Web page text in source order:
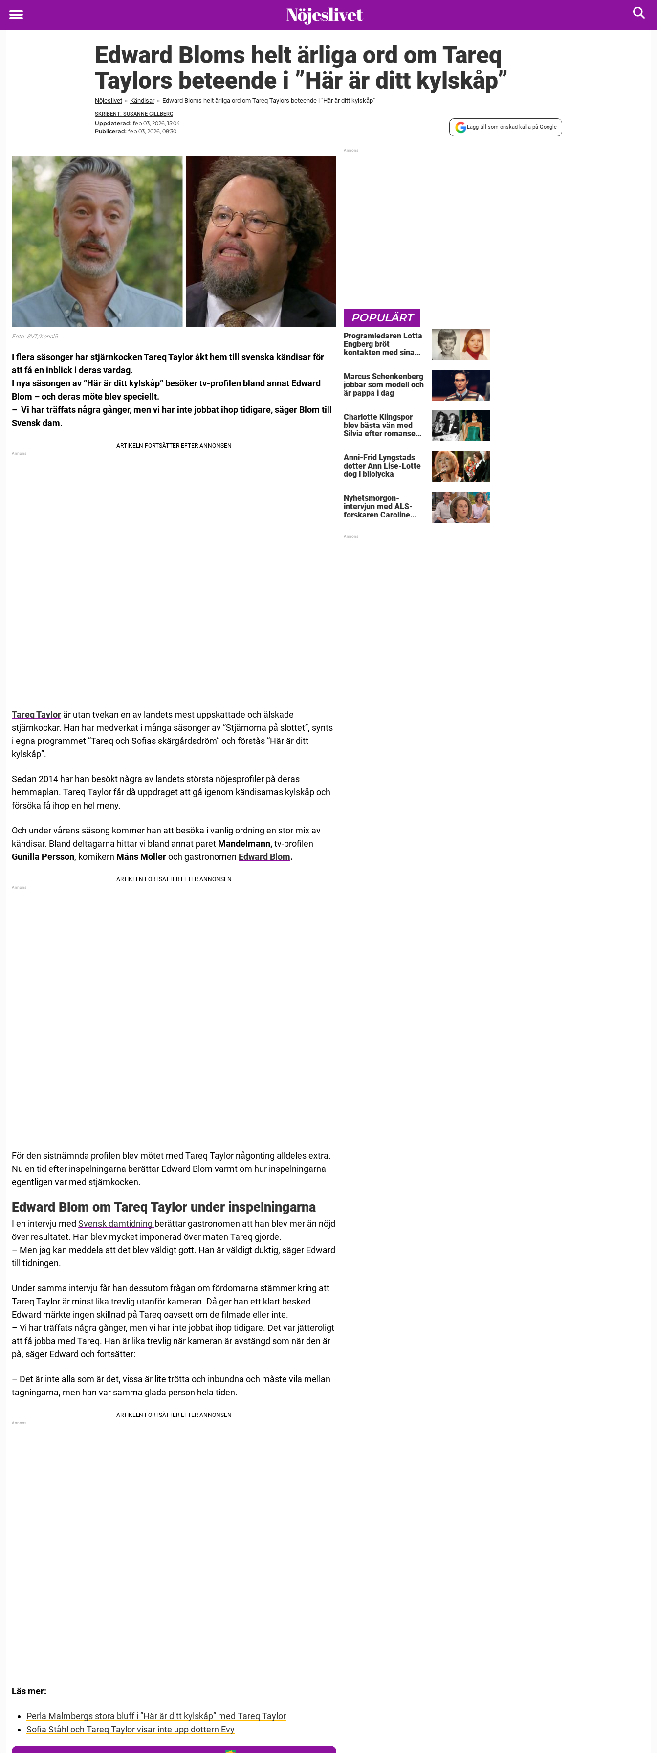
Toggle
Edward Bloms helt ärliga ord om Tareq
Taylors beteende i ”Här är ditt kylskåp”
Nöjeslivet » Kändisar » Edward Bloms helt ärliga ord om Tareq Taylors beteende i "Här är ditt kylskåp"
SKRIBENT: SUSANNE GILLBERG
Uppdaterad: feb 03, 2026, 15:04
Publicerad: feb 03, 2026, 08:30
Lägg till som önskad källa på Google
Foto: SVT/Kanal5
I flera säsonger har stjärnkocken Tareq Taylor åkt hem till svenska kändisar för
att få en inblick i deras vardag.
I nya säsongen av ”Här är ditt kylskåp” besöker tv-profilen bland annat Edward
Blom – och deras möte blev speciellt.
– Vi har träffats några gånger, men vi har inte jobbat ihop tidigare, säger Blom till
Svensk dam.
Tareq Taylor är utan tvekan en av landets mest uppskattade och älskade
stjärnkockar. Han har medverkat i många säsonger av ”Stjärnorna på slottet”, synts
i egna programmet ”Tareq och Sofias skärgårdsdröm” och förstås ”Här är ditt
kylskåp”.
Sedan 2014 har han besökt några av landets största nöjesprofiler på deras
hemmaplan. Tareq Taylor får då uppdraget att gå igenom kändisarnas kylskåp och
försöka få ihop en hel meny.
Och under vårens säsong kommer han att besöka i vanlig ordning en stor mix av
kändisar. Bland deltagarna hittar vi bland annat paret Mandelmann,tv-profilen
Gunilla Persson, komikern Måns Mölleroch gastronomen Edward Blom.
För den sistnämnda profilen blev mötet med Tareq Taylor någonting alldeles extra.
Nu en tid efter inspelningarna berättar Edward Blom varmt om hur inspelningarna
egentligen var med stjärnkocken.
Edward Blom om Tareq Taylor under inspelningarna
I en intervju med Svensk damtidning berättar gastronomen att han blev mer än nöjd
över resultatet. Han blev mycket imponerad över maten Tareq gjorde.
– Men jag kan meddela att det blev väldigt gott. Han är väldigt duktig, säger Edward
till tidningen.
Under samma intervju får han dessutom frågan om fördomarna stämmer kring att
Tareq Taylor är minst lika trevlig utanför kameran. Då ger han ett klart besked.
Edward märkte ingen skillnad på Tareq oavsett om de filmade eller inte.
– Vi har träffats några gånger, men vi har inte jobbat ihop tidigare. Det var jätteroligt
att få jobba med Tareq. Han är lika trevlig när kameran är avstängd som när den är
på, säger Edward och fortsätter:
– Det är inte alla som är det, vissa är lite trötta och inbundna och måste vila mellan
tagningarna, men han var samma glada person hela tiden.
Läs mer:
Perla Malmbergs stora bluff i ”Här är ditt kylskåp” med Tareq Taylor
Sofia Ståhl och Tareq Taylor visar inte upp dottern Evy
POPULÄRT
Programledaren Lotta
Engberg bröt
kontakten med sina
Marcus Schenkenberg
jobbar som modell och
är pappa i dag
Charlotte Klingspor
blev bästa vän med
Silvia efter romansen
Anni-Frid Lyngstads
dotter Ann Lise-Lotte
dog i bilolycka
Nyhetsmorgon-
intervjun med ALS-
forskaren Caroline